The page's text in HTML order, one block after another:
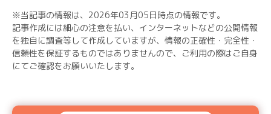
※当記事の情報は、2026年03月05日時点の情報です。
記事作成には細心の注意を払い、インターネットなどの公開情報
を独自に調査等して作成していますが、情報の正確性・完全性・
信頼性を保証するものではありませんので、ご利用の際はご自身
にてご確認をお願いいたします。